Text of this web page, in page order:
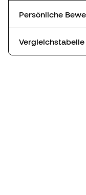
Vergleichstabelle